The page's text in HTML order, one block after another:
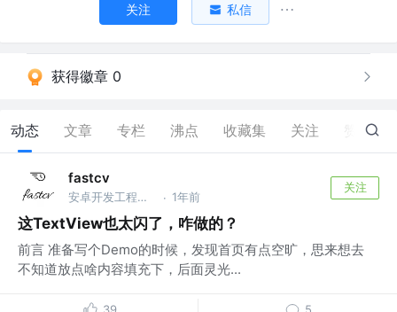
关注 私信
获得徽章 0
动态 文章 专栏 沸点 收藏集 关注 0
fastcv
安卓开发工程师 @在职 · 1年前
关注
这TextView也太闪了，咋做的？
前言 准备写个Demo的时候，发现首页有点空旷，思来想去
不知道放点啥内容填充下，后面灵光...